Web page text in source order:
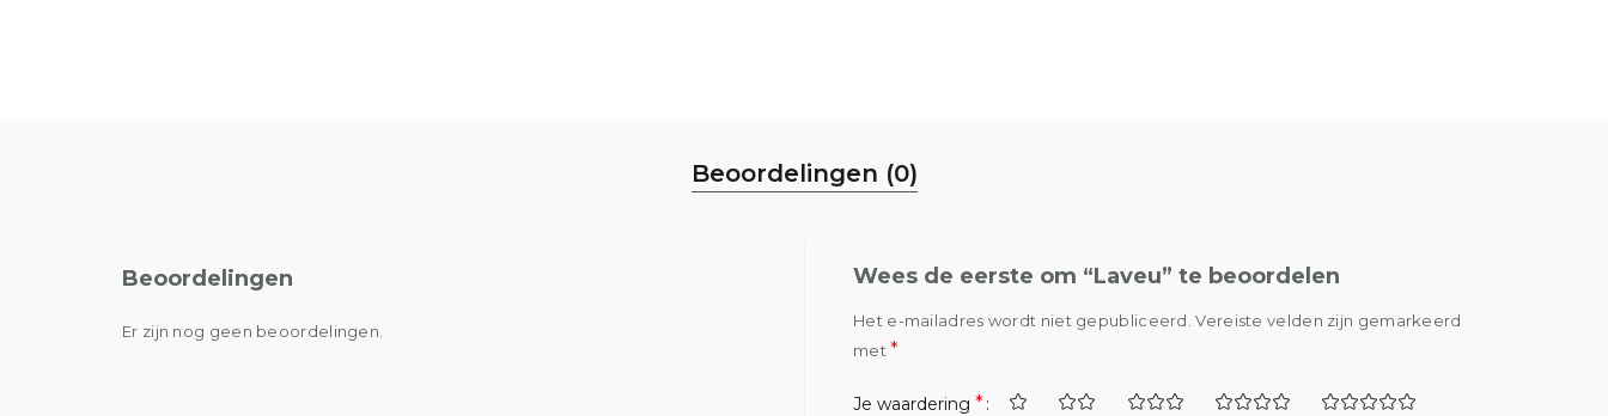
Beoordelingen (0)
Beoordelingen
Er zijn nog geen beoordelingen.
Wees de eerste om “Laveu” te beoordelen
Het e-mailadres wordt niet gepubliceerd. Vereiste velden zijn gemarkeerd
met*
Je waardering *